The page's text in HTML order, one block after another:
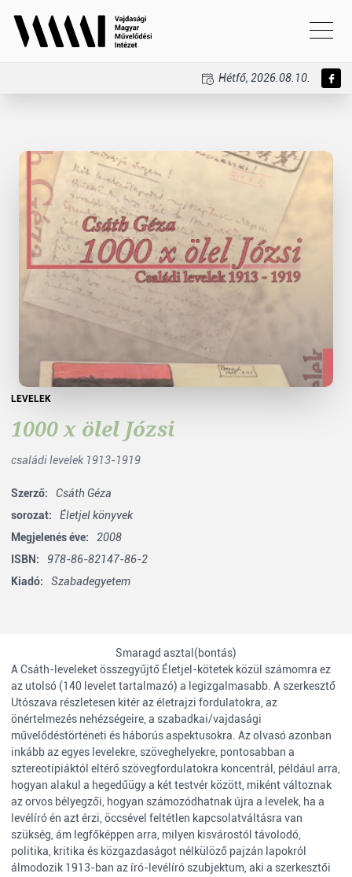
Hétfő, 2026.08.10.
LEVELEK
1000 x ölel Józsi
családi levelek 1913-1919
Szerző:
Csáth Géza
sorozat:
Életjel könyvek
Megjelenés éve:
2008
ISBN:
978-86-82147-86-2
Kiadó:
Szabadegyetem
Smaragd asztal(bontás)
A Csáth-leveleket összegyűjtő Életjel-kötetek közül számomra ez
az utolsó (140 levelet tartalmazó) a legizgalmasabb. A szerkesztő
Utószava részletesen kitér az életrajzi fordulatokra, az
önértelmezés nehézségeire, a szabadkai/vajdasági
művelődéstörténeti és háborús aspektusokra. Az olvasó azonban
inkább az egyes levelekre, szöveghelyekre, pontosabban a
sztereotípiáktól eltérő szövegfordulatokra koncentrál, például arra,
hogyan alakul a hegedűügy a két testvér között, miként változnak
az orvos bélyegzői, hogyan számozódhatnak újra a levelek, ha a
levélíró én azt érzi, öccsével feltétlen kapcsolatváltásra van
szükség, ám legfőképpen arra, milyen kisvárostól távolodó,
politika, kritika és közgazdaságot nélkülöző pajzán lapokról
álmodozik 1913-ban az író-levélíró szubjektum, aki a szerkesztői